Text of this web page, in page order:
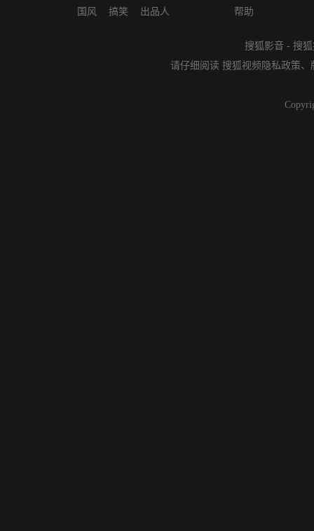
国风
搞笑
出品人
帮助
搜狐影音 - 搜
请仔细阅读 搜狐视频隐私政策、